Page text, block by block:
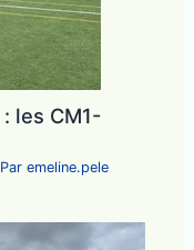
les CM1-
emeline.pele